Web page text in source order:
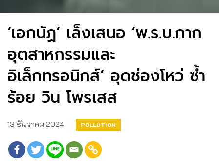
‘เอกนัฏ’ เล็งเสนอ ‘พ.ร.บ.กาก
อุตสาหกรรมและ
อิเล็กทรอนิกส์’ อุดช่องโหว่ ซ้ำ
ร้อย วิน โพรเสส
13 ธันวาคม 2024 POLLUTION